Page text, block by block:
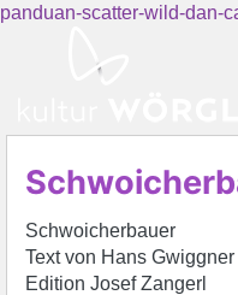
panduan-scatter-wild-dan-
Schwoicherbauer
Text von Hans
Edition Josef Zangerl